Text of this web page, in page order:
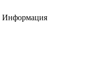
Информация